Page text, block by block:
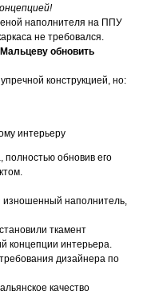
наполнителя на ППУ
не требовался.
обновить
конструкцией, но:
интерьеру
полностью обновив его
изношенный наполнитель,
ткамент
концепции интерьера.
дизайнера по
качество